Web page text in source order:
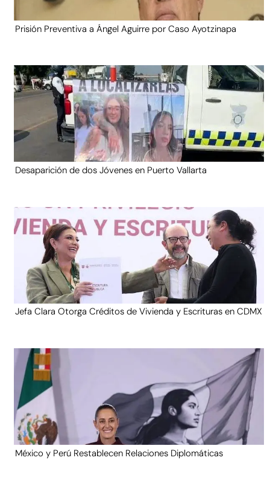
Prisión Preventiva a Ángel Aguirre por Caso Ayotzinapa
Desaparición de dos Jóvenes en Puerto Vallarta
Jefa Clara Otorga Créditos de Vivienda y Escrituras en CDMX
México y Perú Restablecen Relaciones Diplomáticas